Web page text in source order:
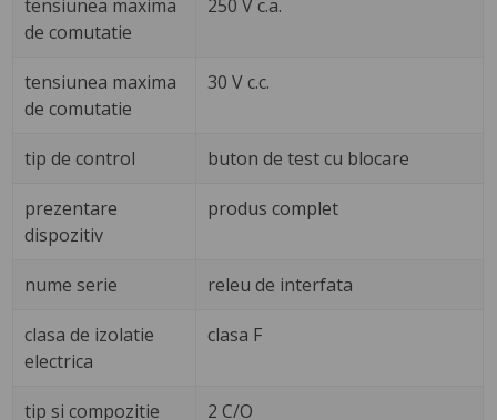
tensiunea maxima
de comutatie
250 V c.a.
tensiunea maxima
de comutatie
30 V c.c.
tip de control buton de test cu blocare
prezentare
dispozitiv
produs complet
nume serie releu de interfata
clasa de izolatie
electrica
clasa F
tip si compozitie
2 C/O